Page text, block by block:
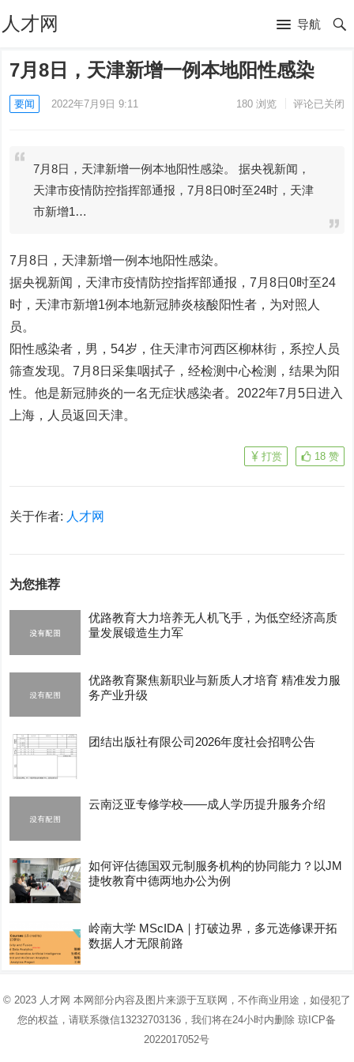
人才网 导航
7月8日，天津新增一例本地阳性感染
要闻 2022年7月9日 9:11 180浏览 评论已关闭
7月8日，天津新增一例本地阳性感染。 据央视新闻，
天津市疫情防控指挥部通报，7月8日0时至24时，天津
市新增1…
7月8日，天津新增一例本地阳性感染。
据央视新闻，天津市疫情防控指挥部通报，7月8日0时至24
时，天津市新增1例本地新冠肺炎核酸阳性者，为对照人
员。
阳性感染者，男，54岁，住天津市河西区柳林街，系控人员
筛查发现。7月8日采集咽拭子，经检测中心检测，结果为阳
性。他是新冠肺炎的一名无症状感染者。2022年7月5日进入
上海，人员返回天津。
18 赞
打赏
关于作者: 人才网
为您推荐
优路教育大力培养无人机飞手，为低空经济高质
量发展锻造生力军
优路教育聚焦新职业与新质人才培育 精准发力服
务产业升级
团结出版社有限公司2026年度社会招聘公告
云南泛亚专修学校——成人学历提升服务介绍
如何评估德国双元制服务机构的协同能力？以JM
捷牧教育中德两地办公为例
岭南大学 MScIDA｜打破边界，多元选修课开拓
数据人才无限前路
© 2023 人才网 本网部分内容及图片来源于互联网，不作商业用途，如侵犯了
您的权益，请联系微信13232703136，我们将在24小时内删除琼ICP备
2022017052号